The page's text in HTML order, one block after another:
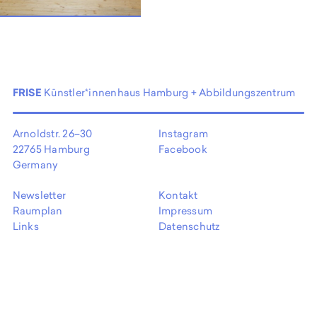
EN
FRISE Künstler*innenhaus Hamburg + Abbildungszentrum
Arnoldstr. 26–30
22765 Hamburg
Germany
Instagram
Facebook
Newsletter
Raumplan
Links
Kontakt
Impressum
Datenschutz